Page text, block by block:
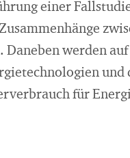
einer
Daneben werden
für